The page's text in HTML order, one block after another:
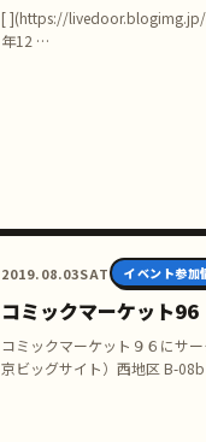
[ ](https://livedoor.blogimg.jp/
年12 …
2019.08.03SAT イベント参加
コミックマーケット96
コミックマーケット９６にサ
京ビッグサイト）西地区 B-